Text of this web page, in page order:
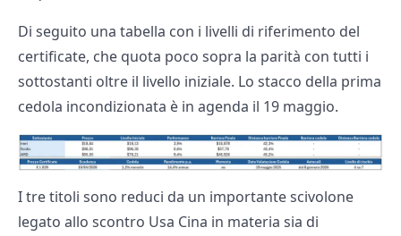
Di seguito una tabella con i livelli di riferimento del
certificate, che quota poco sopra la parità con tutti i
sottostanti oltre il livello iniziale. Lo stacco della prima
cedola incondizionata è in agenda il 19 maggio.
I tre titoli sono reduci da un importante scivolone
legato allo scontro Usa Cina in materia sia di